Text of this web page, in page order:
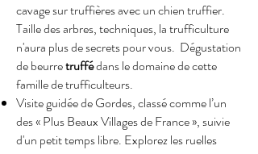
cavage sur truffières avec un chien truffier.
Taille des arbres, techniques, la trufficulture
n'aura plus de secrets pour vous. Dégustation
de beurretruffédans le domaine de cette
famille de trufficulteurs.
Visite guidée deGordes, classé comme l’un
des «Plus Beaux Villages de France», suivie
d'un petit temps libre. Explorez les ruelles